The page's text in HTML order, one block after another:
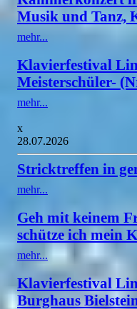
Musik und Tanz,
mehr...
Klavierfestival
Meisterschüler-
mehr...
x
28.07.2026
Stricktreffen in
mehr...
Geh mit keinem
schütze ich mein
mehr...
Klavierfestival
Burghaus